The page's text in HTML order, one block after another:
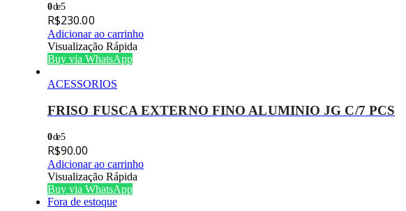
0de 5
R$230.00
Adicionar ao carrinho
Visualização Rápida
Buy via WhatsApp
ACESSORIOS
FRISO FUSCA EXTERNO FINO ALUMINIO JG C/7 PCS
0de 5
R$90.00
Adicionar ao carrinho
Visualização Rápida
Buy via WhatsApp
Fora de estoque